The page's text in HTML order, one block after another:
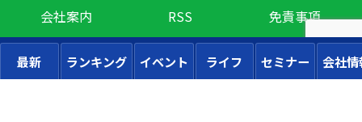
会社案内
RSS 免責事項
最新 ランキング イベント ライフ セミナー 会社